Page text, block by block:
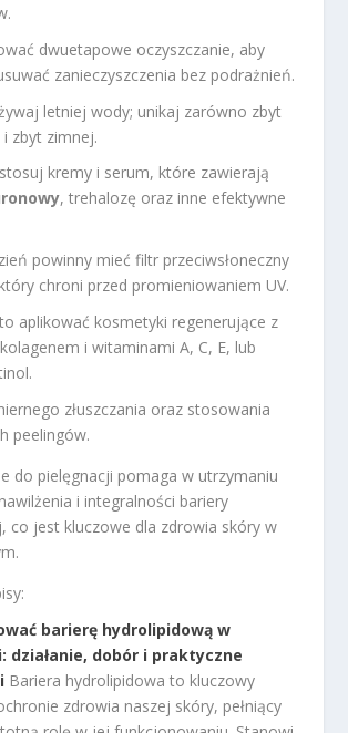
dwuetapowe oczyszczanie, aby
zanieczyszczenia bez podrażnień.
letniej wody; unikaj zarówno zbyt
zbyt zimnej.
kremy i serum, które zawierają
, trehalozę oraz inne efektywne
powinny mieć filtr przeciwsłoneczny
chroni przed promieniowaniem UV.
aplikować kosmetyki regenerujące z
i witaminami A, C, E, lub
złuszczania oraz stosowania
peelingów.
do pielęgnacji pomaga w utrzymaniu
i integralności bariery
co jest kluczowe dla zdrowia skóry w
barierę hydrolipidową w
działanie, dobór i praktyczne
Bariera hydrolipidowa to kluczowy
zdrowia naszej skóry, pełniący